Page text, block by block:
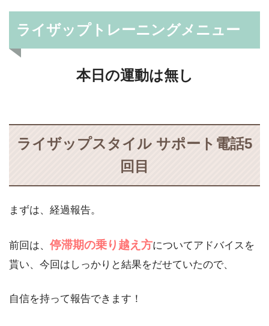
ライザップトレーニングメニュー
本日の運動は無し
ライザップスタイル サポート電話5
回目
まずは、経過報告。
前回は、 停滞期の乗り越え方についてアドバイスを
貰い、今回はしっかりと結果をだせていたので、
自信を持って報告できます！